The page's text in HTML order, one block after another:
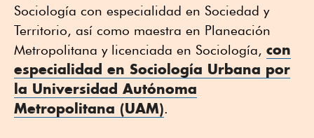
Sociología con especialidad en Sociedad y
Territorio, así como maestra en Planeación
Metropolitana y licenciada en Sociología, con
especialidad en Sociología Urbana por
la Universidad Autónoma
Metropolitana (UAM).